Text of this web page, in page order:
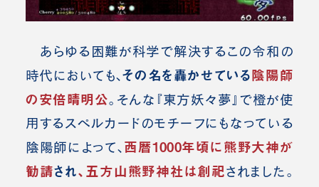
あらゆる困難が科学で解決するこの令和の
時代においても、その名を轟かせている陰陽師
の安倍晴明公。そんな『東方妖々夢』で橙が使
用するスペルカードのモチーフにもなっている
陰陽師によって、 西暦1000年頃に熊野大神が
勧請され、五方山熊野神社は創祀されました。